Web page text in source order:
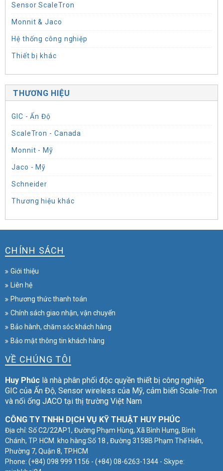
Sensor ScaleTron
Monnit & Jaco
Hệ thống công nghiệp
Thiết bị khác
THƯƠNG HIỆU
GIC - Ấn Độ
ScaleTron - Canada
Monnit - Mỹ
Jaco - Mỹ
Schneider
Thương hiệu khác
CHÍNH SÁCH
Giới thiệu
Liên hệ
Phương thức thanh toán
Chính sách giao nhận, vận chuyển
Bảo hành, chăm sóc khách hàng
Bảo mật thông tin khách hàng
VỀ CHÚNG TÔI
Huy Phúc là nhà phân phối độc quyền thiết bị công nghiệp
GIC của Ấn Độ, Sensor wireless của Mỹ, cảm biến Scale-Tron
và nối ống JACO tại thị trường Việt Nam
CÔNG TY TNHH DỊCH VỤ KỸ THUẬT HUY PHÚC
Địa chỉ: Số C2/22AP1, Đường Phạm Hùng, Xã Bình Hưng, Bình
Chánh, TP. HCM. kho hàng:Số 18 , Đường 3158B Phạm Thế Hiển,
Phường 7, Quận 8, TP.HCM
Phone: (+84) 098 999 1156 - (+84) 08-6263-1344 - Skype: